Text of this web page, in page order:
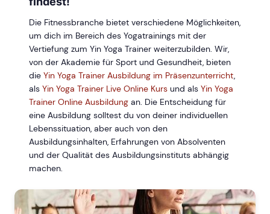
Die Fitnessbranche bietet verschiedene Möglichkeiten,
um dich im Bereich des Yogatrainings mit der
Vertiefung zum Yin Yoga Trainer weiterzubilden. Wir,
von der Akademie für Sport und Gesundheit, bieten
die Yin Yoga Trainer Ausbildung im Präsenzunterricht,
als Yin Yoga Trainer Live Online Kurs und als Yin Yoga
Trainer Online Ausbildung an. Die Entscheidung für
eine Ausbildung solltest du von deiner individuellen
Lebenssituation, aber auch von den
Ausbildungsinhalten, Erfahrungen von Absolventen
und der Qualität des Ausbildungsinstituts abhängig
machen.